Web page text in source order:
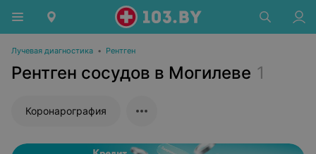
Лучевая диагностика • Рентген
Рентген сосудов в Могилеве 1
Коронарография